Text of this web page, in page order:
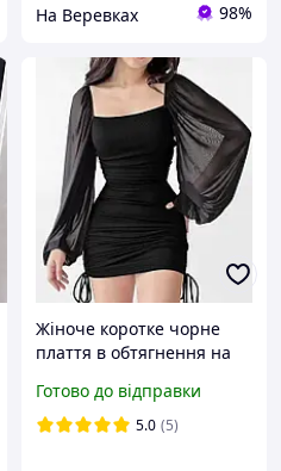
На Веревках 98%
Жіноче коротке чорне
плаття в обтягнення на
регулюється з довгим
об'ємним рукавом
Готово до відправки
5.0 (5)